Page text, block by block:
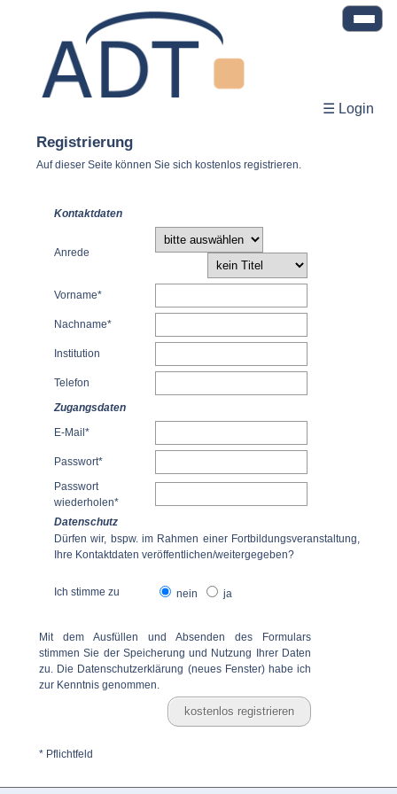
☰ Login
Registrierung
Auf dieser Seite können Sie sich kostenlos registrieren.
Kontaktdaten
Anrede
Vorname*
Nachname*
Institution
Telefon
Zugangsdaten
E-Mail*
Passwort*
Passwort
wiederholen*
Datenschutz
Dürfen wir, bspw. im Rahmen einer Fortbildungsveranstaltung,
Ihre Kontaktdaten veröffentlichen/weitergegeben?
Ich stimme zu nein ja
Mit dem Ausfüllen und Absenden des Formulars
stimmen Sie der Speicherung und Nutzung Ihrer Daten
zu. Die Datenschutzerklärung (neues Fenster)habe ich
zur Kenntnis genommen.
* Pflichtfeld